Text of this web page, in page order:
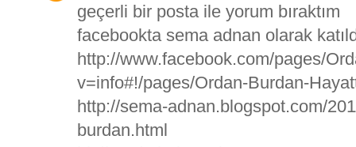
geçerli bir posta ile yorum bıraktım
facebookta sema adnan olarak
http://www.facebook.com/pages/
v=info#!/pages/Ordan-Burdan-
http://sema-adnan.blogspot.com/
burdan.html